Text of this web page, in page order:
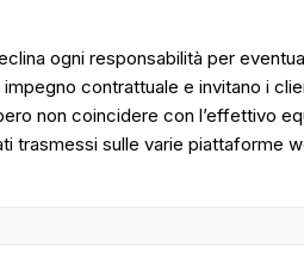
ogni responsabilità per
contrattuale e invitano i
non coincidere con l’effettivo
trasmessi sulle varie piattaforme